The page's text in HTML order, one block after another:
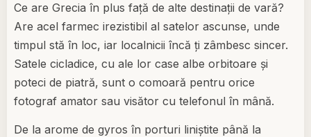
Ce are Grecia în plus față de alte destinații de vară?
Are acel farmec irezistibil al satelor ascunse, unde
timpul stă în loc, iar localnicii încă ți zâmbesc sincer.
Satele cicladice, cu ale lor case albe orbitoare și
poteci de piatră, sunt o comoară pentru orice
fotograf amator sau visător cu telefonul în mână.
De la arome de gyros în porturi liniștite până la